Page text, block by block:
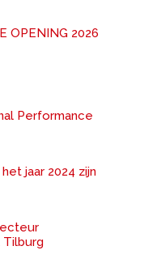
OPENING 2026
Performance
jaar 2024 zijn
Tilburg